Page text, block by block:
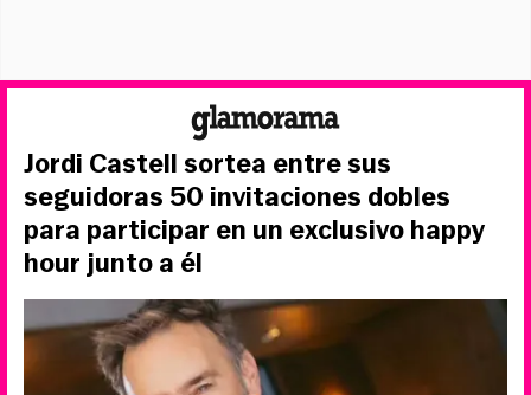
Jordi Castell sortea entre sus
seguidoras 50 invitaciones dobles
para participar en un exclusivo happy
hour junto a él